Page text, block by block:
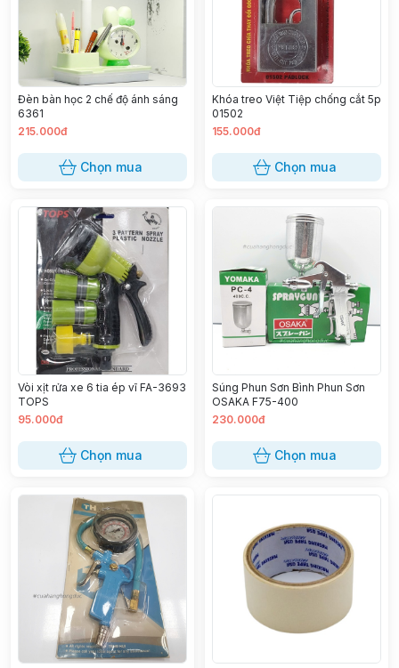
Đèn bàn học 2 chế độ ánh sáng
6361
215.000đ
Chọn mua
Khóa treo Việt Tiệp chống cắt 5p
01502
155.000đ
Chọn mua
Vòi xịt rửa xe 6 tia ép vĩ FA-3693
TOPS
95.000đ
Chọn mua
Súng Phun Sơn Bình Phun Sơn
OSAKA F75-400
230.000đ
Chọn mua